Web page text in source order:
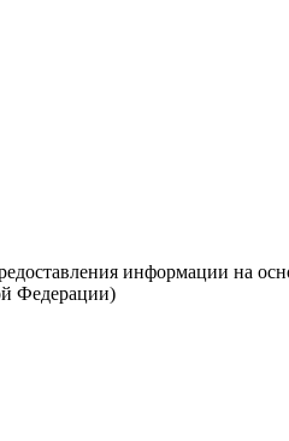
информации на
Федерации)